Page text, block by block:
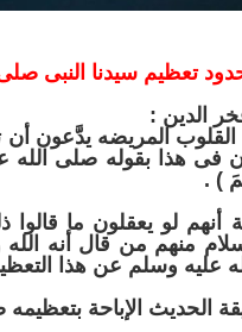
تعظيم سيدنا النبى
الدين :
المريضه يدَّعون أن
فى هذا بقوله صلى الله
) .
أنهم لو يعقلون ما
منهم من قال أنه
عليه وسلم عن هذا
الحديث الإباحة